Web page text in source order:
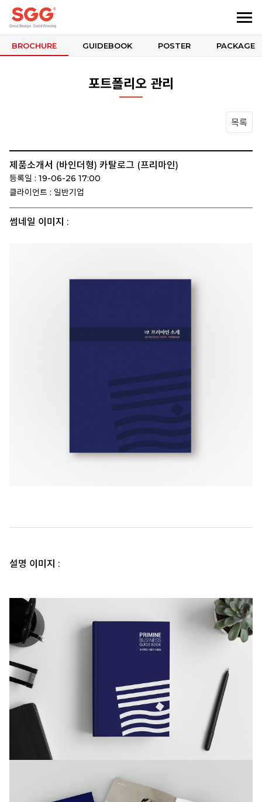
BROCHURE GUIDEBOOK POSTER PACKAGE
포트폴리오 관리
목록
제품소개서 (바인더형) 카탈로그 (프리마인)
등록일 : 19-06-26 17:00
클라이언트 : 일반기업
썸네일 이미지 :
설명 이미지 :